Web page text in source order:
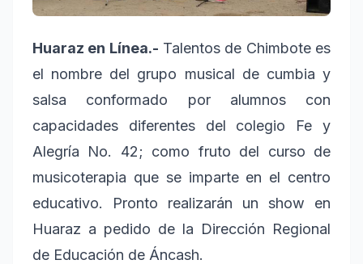
Huaraz en Línea.- Talentos de Chimbote es
el nombre del grupo musical de cumbia y
salsa conformado por alumnos con
capacidades diferentes del colegio Fe y
Alegría No. 42; como fruto del curso de
musicoterapia que se imparte en el centro
educativo. Pronto realizarán un show en
Huaraz a pedido de la Dirección Regional
de Educación de Áncash.